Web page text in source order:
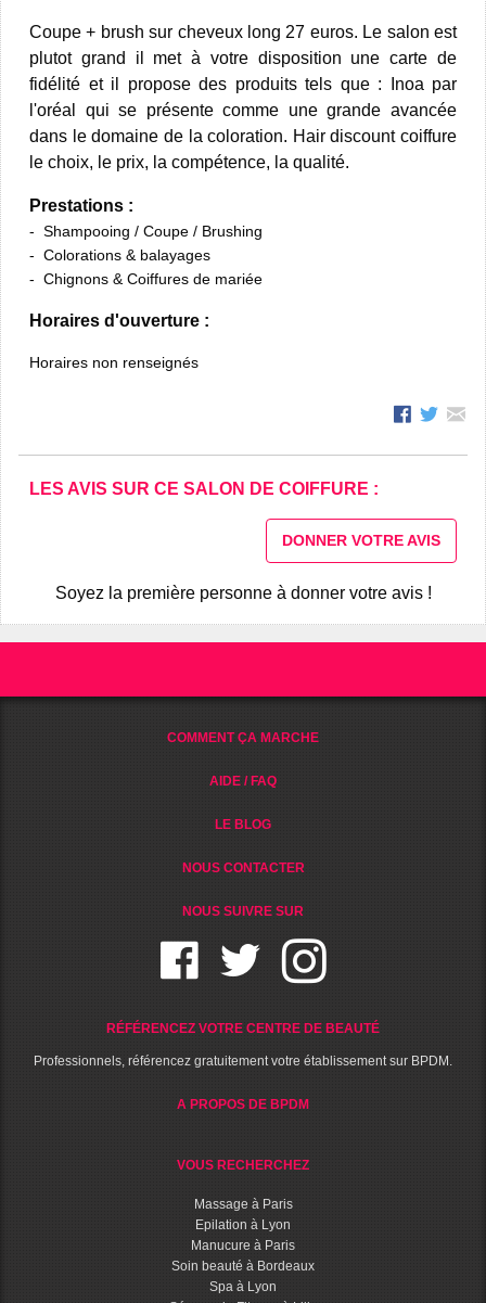
Coupe + brush sur cheveux long 27 euros. Le salon est
plutot grand il met à votre disposition une carte de
fidélité et il propose des produits tels que : Inoa par
l'oréal qui se présente comme une grande avancée
dans le domaine de la coloration. Hair discount coiffure
le choix, le prix, la compétence, la qualité.
Prestations :
Shampooing / Coupe / Brushing
Colorations & balayages
Chignons & Coiffures de mariée
Horaires d'ouverture :
Horaires non renseignés
LES AVIS SUR CE SALON DE COIFFURE :
DONNER VOTRE AVIS
Soyez la première personne à donner votre avis !
COMMENT ÇA MARCHE
AIDE / FAQ
LE BLOG
NOUS CONTACTER
NOUS SUIVRE SUR
RÉFÉRENCEZ VOTRE CENTRE DE BEAUTÉ
Professionnels, référencez gratuitement votre établissement sur BPDM.
A PROPOS DE BPDM
VOUS RECHERCHEZ
Massage à Paris
Epilation à Lyon
Manucure à Paris
Soin beauté à Bordeaux
Spa à Lyon